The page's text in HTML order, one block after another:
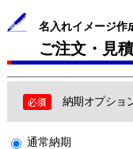
名入れイメージ作
ご注文・見
納期オプショ
通常納期